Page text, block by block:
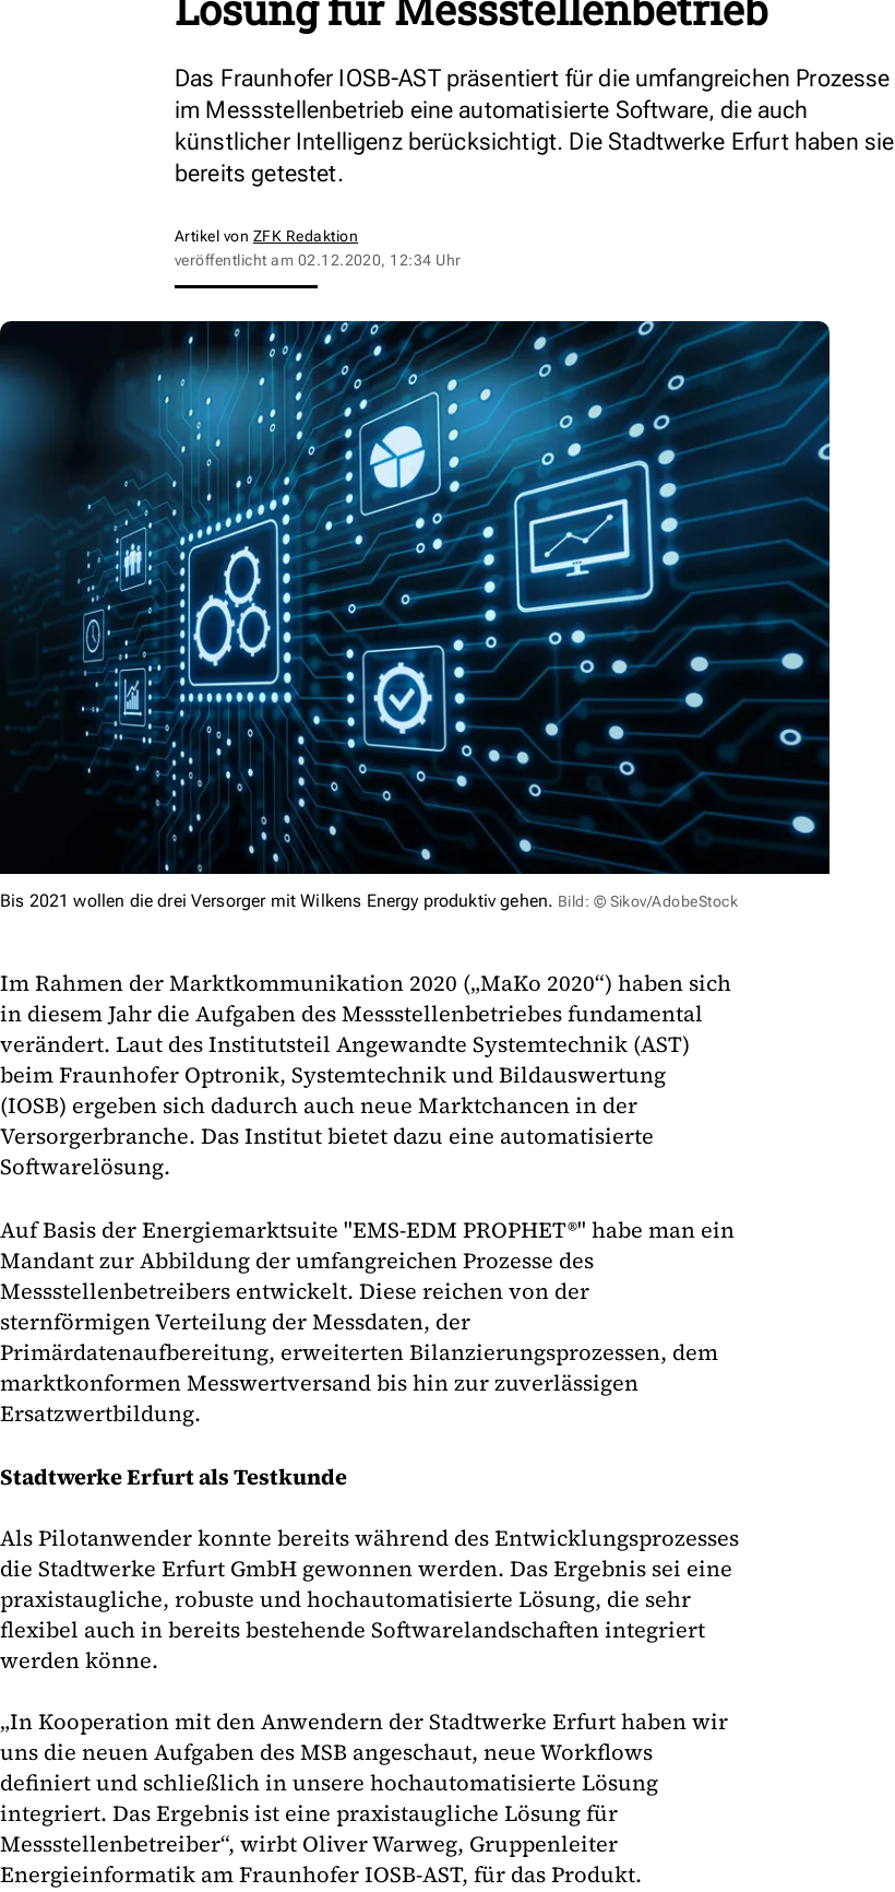
Das Fraunhofer IOSB-AST präsentiert für die umfangreichen Prozesse
im Messstellenbetrieb eine automatisierte Software, die auch
künstlicher Intelligenz berücksichtigt. Die Stadtwerke Erfurt haben sie
bereits getestet.
Artikel von ZFK Redaktion
veröffentlicht am 02.12.2020, 12:34 Uhr
Bis 2021 wollen die drei Versorger mit Wilkens Energy produktiv gehen. Bild: © Sikov/AdobeStock
Im Rahmen der Marktkommunikation 2020 („MaKo 2020“) haben sich
in diesem Jahr die Aufgaben des Messstellenbetriebes fundamental
verändert. Laut des Institutsteil Angewandte Systemtechnik (AST)
beim Fraunhofer Optronik, Systemtechnik und Bildauswertung
(IOSB) ergeben sich dadurch auch neue Marktchancen in der
Versorgerbranche. Das Institut bietet dazu eine automatisierte
Softwarelösung.
Auf Basis der Energiemarktsuite "EMS-EDM PROPHET®" habe man ein
Mandant zur Abbildung der umfangreichen Prozesse des
Messstellenbetreibers entwickelt. Diese reichen von der
sternförmigen Verteilung der Messdaten, der
Primärdatenaufbereitung, erweiterten Bilanzierungsprozessen, dem
marktkonformen Messwertversand bis hin zur zuverlässigen
Ersatzwertbildung.
Stadtwerke Erfurt als Testkunde
Als Pilotanwender konnte bereits während des Entwicklungsprozesses
die Stadtwerke Erfurt GmbH gewonnen werden. Das Ergebnis sei eine
praxistaugliche, robuste und hochautomatisierte Lösung, die sehr
flexibel auch in bereits bestehende Softwarelandschaften integriert
werden könne.
„In Kooperation mit den Anwendern der Stadtwerke Erfurt haben wir
uns die neuen Aufgaben des MSB angeschaut, neue Workflows
definiert und schließlich in unsere hochautomatisierte Lösung
integriert. Das Ergebnis ist eine praxistaugliche Lösung für
Messstellenbetreiber“, wirbt Oliver Warweg, Gruppenleiter
Energieinformatik am Fraunhofer IOSB-AST, für das Produkt.